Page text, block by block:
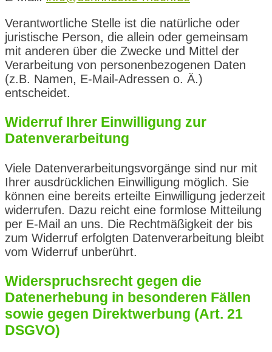
Verantwortliche Stelle ist die natürliche oder
juristische Person, die allein oder gemeinsam
mit anderen über die Zwecke und Mittel der
Verarbeitung von personenbezogenen Daten
(z.B. Namen, E-Mail-Adressen o. Ä.)
entscheidet.
Widerruf Ihrer Einwilligung zur
Datenverarbeitung
Viele Datenverarbeitungsvorgänge sind nur mit
Ihrer ausdrücklichen Einwilligung möglich. Sie
können eine bereits erteilte Einwilligung jederzeit
widerrufen. Dazu reicht eine formlose Mitteilung
per E-Mail an uns. Die Rechtmäßigkeit der bis
zum Widerruf erfolgten Datenverarbeitung bleibt
vom Widerruf unberührt.
Widerspruchsrecht gegen die
Datenerhebung in besonderen Fällen
sowie gegen Direktwerbung (Art. 21
DSGVO)